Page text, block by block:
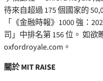
待來自超過 175 個國家的
「《金融時報》1000 強：
司」中排名第 156 位。 如
oxfordroyale.com。
關於 MIT RAISE